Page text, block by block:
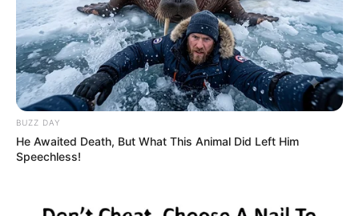
BUZZ DAY
He Awaited Death, But What This Animal Did Left Him
Speechless!